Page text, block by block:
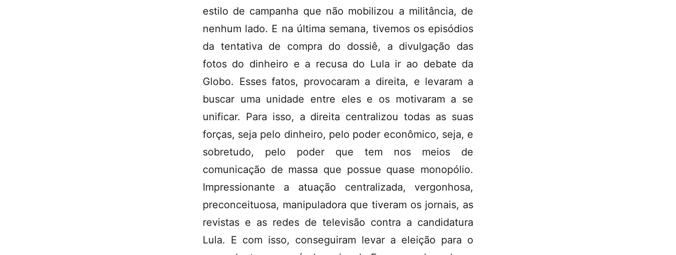
estilo de campanha que não mobilizou a militância, de
nenhum lado. E na última semana, tivemos os episódios
da tentativa de compra do dossiê, a divulgação das
fotos do dinheiro e a recusa do Lula ir ao debate da
Globo. Esses fatos, provocaram a direita, e levaram a
buscar uma unidade entre eles e os motivaram a se
unificar. Para isso, a direita centralizou todas as suas
forças, seja pelo dinheiro, pelo poder econômico, seja, e
sobretudo, pelo poder que tem nos meios de
comunicação de massa que possue quase monopólio.
Impressionante a atuação centralizada, vergonhosa,
preconceituosa, manipuladora que tiveram os jornais, as
revistas e as redes de televisão contra a candidatura
Lula. E com isso, conseguiram levar a eleição para o